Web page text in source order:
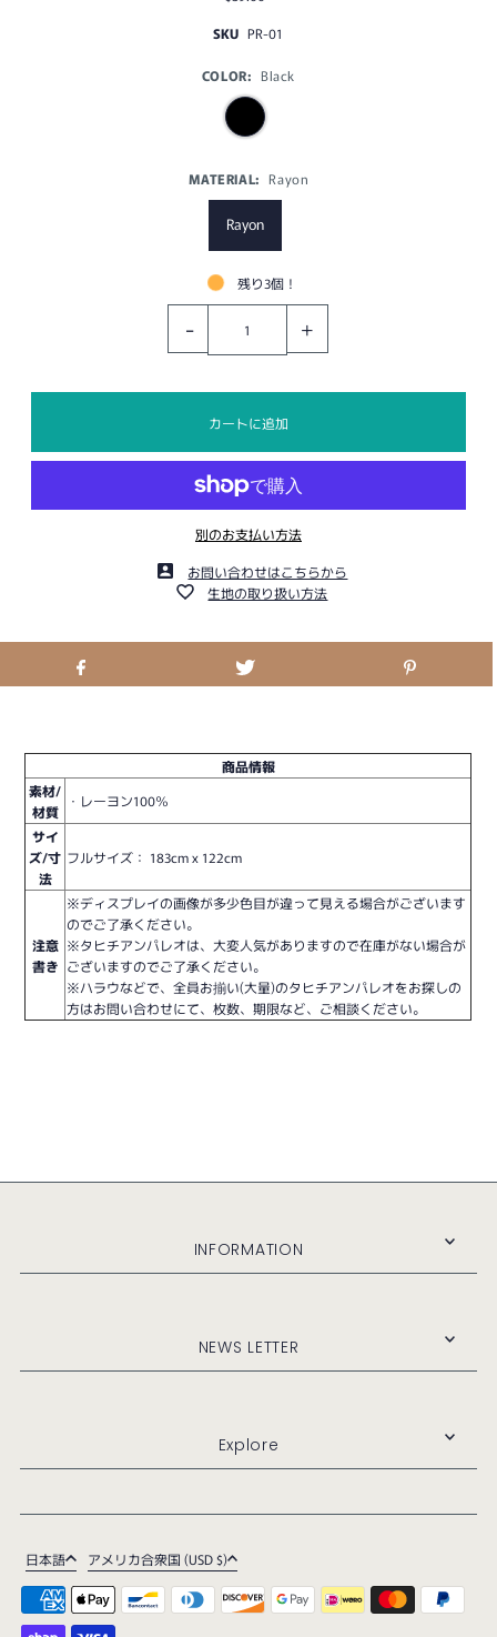
SKU PR-01
COLOR: Black
MATERIAL: Rayon
Rayon
残り3個！
- +
別のお支払い方法
お問い合わせはこちらから
生地の取り扱い方法
商品情報
素材/
材質
・レーヨン100％
サイ
ズ/寸
法
フルサイズ： 183cm x 122cm
注意
書き
※ディスプレイの画像が多少色目が違って見える場合がございます
のでご了承ください。
※タヒチアンパレオは、大変人気がありますので在庫がない場合が
ございますのでご了承ください。
※ハラウなどで、全員お揃い(大量)のタヒチアンパレオをお探しの
方はお問い合わせにて、枚数、期限など、ご相談ください。
INFORMATION
NEWS LETTER
Explore
日本語 アメリカ合衆国 (USD $)